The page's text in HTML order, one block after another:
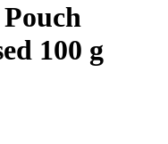
100 g